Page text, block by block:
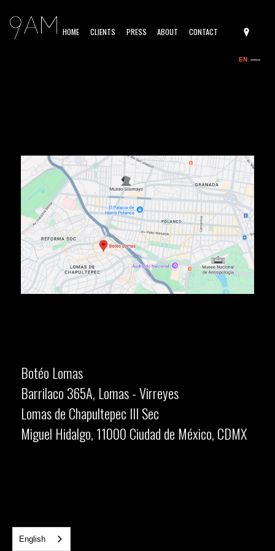
HOME CLIENTS PRESS ABOUT CONTACT
EN
Botéo Lomas
Barrilaco 365A, Lomas - Virreyes
Lomas de Chapultepec III Sec
Miguel Hidalgo, 11000 Ciudad de México, CDMX
English